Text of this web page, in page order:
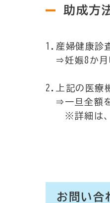
助成方
1.産婦健康診
⇒妊娠8か月
2.上記の医療
⇒一旦全額を
※詳細は、
お問い合